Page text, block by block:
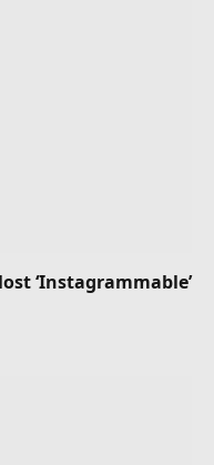
‘Instagrammable’